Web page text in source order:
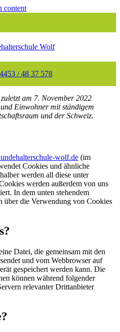
content
/ 48 37 578
am 7. November 2022
Einwohner mit ständigem
und der Schweiz.
wolf.de (im
Cookies und ähnliche
werden all diese unter
werden außerdem von uns
In dem unten stehendem
die Verwendung von Cookies
Datei, die gemeinsam mit den
und vom Webbrowser auf
gespeichert werden kann. Die
können während folgender
relevanter Drittanbieter